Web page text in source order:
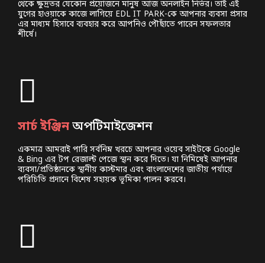
থেকে ক্ষুদ্রতর যেকোন প্রয়োজনে মানুষ আজ অনলাইন নির্ভর। তাই এই
যুগের হাওয়াকে কাজে লাগিয়ে EDL IT PARK-কে আপনার ব্যবসা প্রসার
এর মাধ্যম হিসাবে ব্যবহার করে আপনিও পৌছাঁতে পারেন সফলতার
শীর্ষে।
সার্চ ইঞ্জিনঅপটিমাইজেশন
একমাত্র আমরাই পারি সর্বনিম্ন খরচে আপনার ওয়েব সাইটকে Google
& Bing এর টপ রেজাল্ট পেজে স্থান করে দিতে। যা নিমিষেই আপনার
ব্যবসা/প্রতিষ্ঠানকে স্থানীয় কাস্টমার এবং বাংলাদেশের জাতীয় পর্যায়ে
পরিচিতি প্রদানে বিশেষ সহায়ক ভূমিকা পালন করবে।